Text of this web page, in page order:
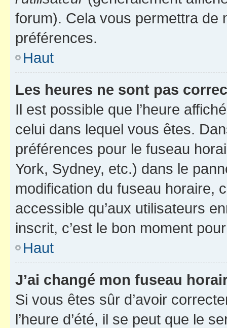
forum). Cela vous permettra de
préférences.
Haut
Les heures ne sont pas
Il est possible que l’heure
celui dans lequel vous êtes.
préférences pour le fuseau
York, Sydney, etc.) dans le
modification du fuseau horaire,
accessible qu’aux utilisateurs
inscrit, c’est le bon moment
Haut
J’ai changé mon fuseau
Si vous êtes sûr d’avoir
l’heure d’été, il se peut que le